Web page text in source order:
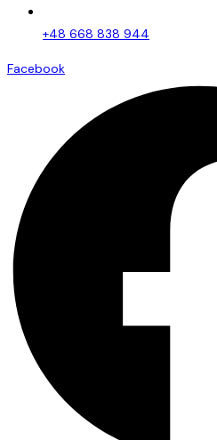
+48 668 838 944
Facebook